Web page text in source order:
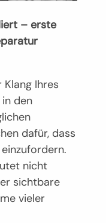
– erste
Klang Ihres
den
dafür, dass
nicht
sichtbare
vieler